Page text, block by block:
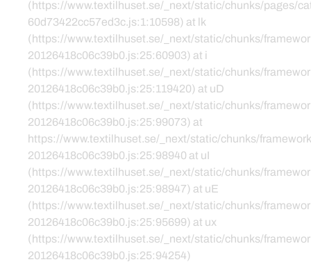
(https://www.textilhuset.se/_next/static/chunks/pages/
60d73422cc57ed3c.js:1:10598) at lk
(https://www.textilhuset.se/_next/static/chunks/
20126418c06c39b0.js:25:60903) at i
(https://www.textilhuset.se/_next/static/chunks/
20126418c06c39b0.js:25:119420) at uD
(https://www.textilhuset.se/_next/static/chunks/
20126418c06c39b0.js:25:99073) at
https://www.textilhuset.se/_next/static/chunks/
20126418c06c39b0.js:25:98940 at uI
(https://www.textilhuset.se/_next/static/chunks/
20126418c06c39b0.js:25:98947) at uE
(https://www.textilhuset.se/_next/static/chunks/
20126418c06c39b0.js:25:95699) at ux
(https://www.textilhuset.se/_next/static/chunks/
20126418c06c39b0.js:25:94254)